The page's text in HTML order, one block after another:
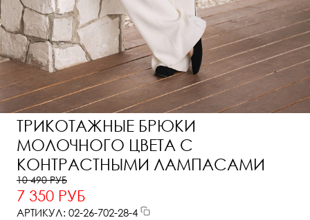
ТРИКОТАЖНЫЕ БРЮКИ
МОЛОЧНОГО ЦВЕТА С
КОНТРАСТНЫМИ ЛАМПАСАМИ
10 490 РУБ
7 350 РУБ
АРТИКУЛ: 02-26-702-28-4